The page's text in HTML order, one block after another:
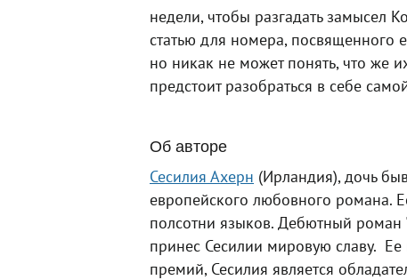
недели, чтобы разгадать замысел
статью для номера, посвященного
но никак не может понять, что же
предстоит разобраться в себе
Об авторе
Сесилия Ахерн (Ирландия), дочь
европейского любовного романа.
полсотни языков. Дебютный роман
принес Сесилии мировую славу.
премий, Сесилия является